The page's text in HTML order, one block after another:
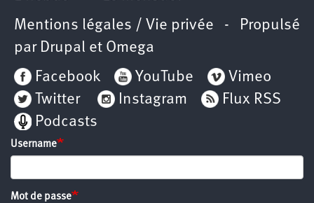
Mentions légales / Vie privée - Propulsé
par Drupal et Omega
Facebook
YouTube
Vimeo
Twitter
Instagram
Flux RSS
Podcasts
Username
Mot de passe